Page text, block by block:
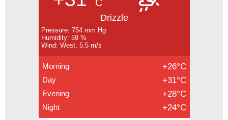
C
Drizzle
Pressure: 754 mm Hg
Humidity: 59 %
Wind: West, 5.5 m/s
Morning +26°C
Day +31°C
Evening +28°C
Night +24°C